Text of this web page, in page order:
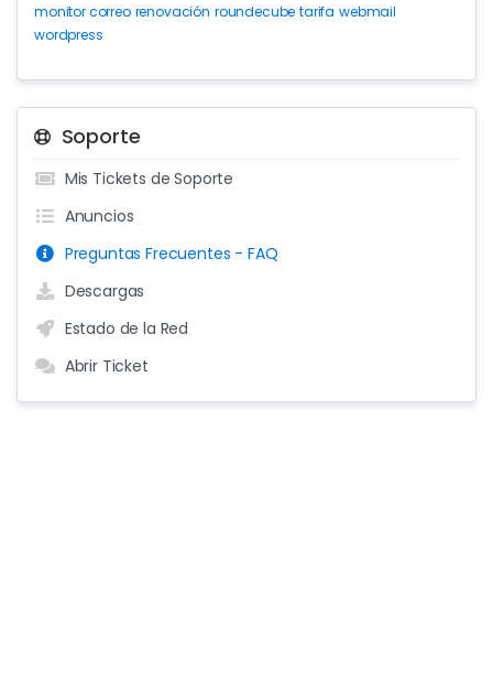
monitor correo renovación roundecube tarifa webmail
wordpress
Soporte
Mis Tickets de Soporte
Anuncios
Preguntas Frecuentes - FAQ
Descargas
Estado de la Red
Abrir Ticket